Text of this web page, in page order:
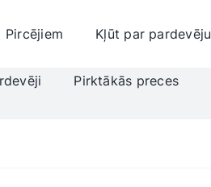
Pircējiem Kļūt par pardevēju
Pirktākās preces